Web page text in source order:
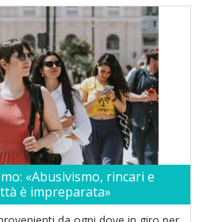
«Abusivismo, rincari e
è impreparata»